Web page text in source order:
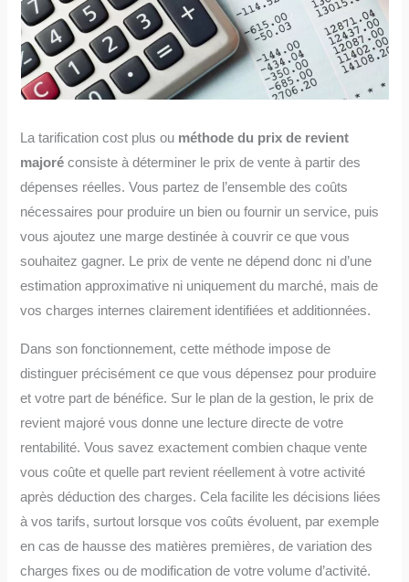
La tarification cost plus ou méthode du prix de revient
majoré consiste à déterminer le prix de vente à partir des
dépenses réelles. Vous partez de l’ensemble des coûts
nécessaires pour produire un bien ou fournir un service, puis
vous ajoutez une marge destinée à couvrir ce que vous
souhaitez gagner. Le prix de vente ne dépend donc ni d’une
estimation approximative ni uniquement du marché, mais de
vos charges internes clairement identifiées et additionnées.
Dans son fonctionnement, cette méthode impose de
distinguer précisément ce que vous dépensez pour produire
et votre part de bénéfice. Sur le plan de la gestion, le prix de
revient majoré vous donne une lecture directe de votre
rentabilité. Vous savez exactement combien chaque vente
vous coûte et quelle part revient réellement à votre activité
après déduction des charges. Cela facilite les décisions liées
à vos tarifs, surtout lorsque vos coûts évoluent, par exemple
en cas de hausse des matières premières, de variation des
charges fixes ou de modification de votre volume d’activité.